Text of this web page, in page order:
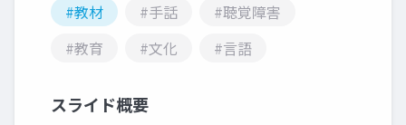
#教材 #手話
#聴覚障害
#教育
#文化 #言語
スライド概要